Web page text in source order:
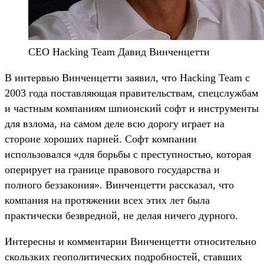
CEO Hacking Team Давид Винченцетти
В интервью Винченцетти заявил, что Hacking Team с
2003 года поставляющая правительствам, спецслужбам
и частным компаниям шпионский софт и инструменты
для взлома, на самом деле всю дорогу играет на
стороне хороших парней. Софт компании
использовался «для борьбы с преступностью, которая
оперирует на границе правового государства и
полного беззакония». Винченцетти рассказал, что
компания на протяжении всех этих лет была
практически безвредной, не делая ничего дурного.
Интересны и комментарии Винченцетти относительно
скользких геополитических подробностей, ставших